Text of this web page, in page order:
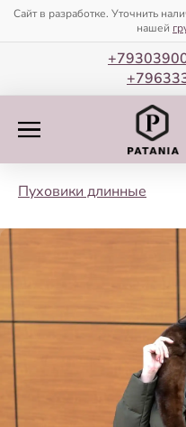
Сайт в разработке. Уточнить
нашей
Пуховики длинные